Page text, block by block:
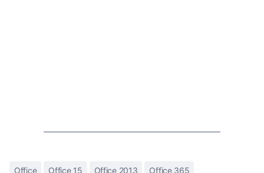
Office Office 15 Office 2013 Office 365